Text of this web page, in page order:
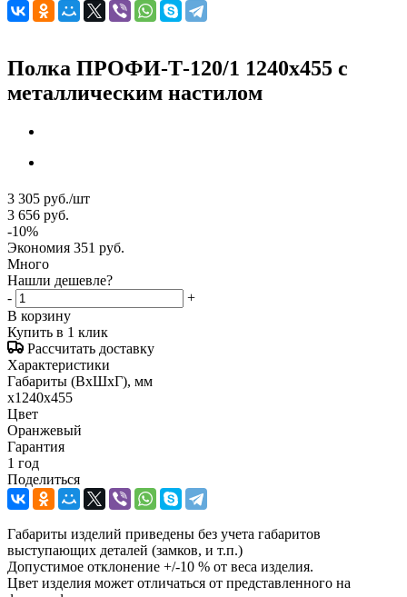
Полка ПРОФИ-Т-120/1 1240x455 с
металлическим настилом
3 305 руб./шт
3 656 руб.
-10%
Экономия 351 руб.
Много
Нашли дешевле?
-
+
В корзину
Купить в 1 клик
Рассчитать доставку
Характеристики
Габариты (ВxШxГ), мм
x1240x455
Цвет
Оранжевый
Гарантия
1 год
Поделиться
Габариты изделий приведены без учета габаритов
выступающих деталей (замков, и т.п.)
Допустимое отклонение +/-10 % от веса изделия.
Цвет изделия может отличаться от представленного на